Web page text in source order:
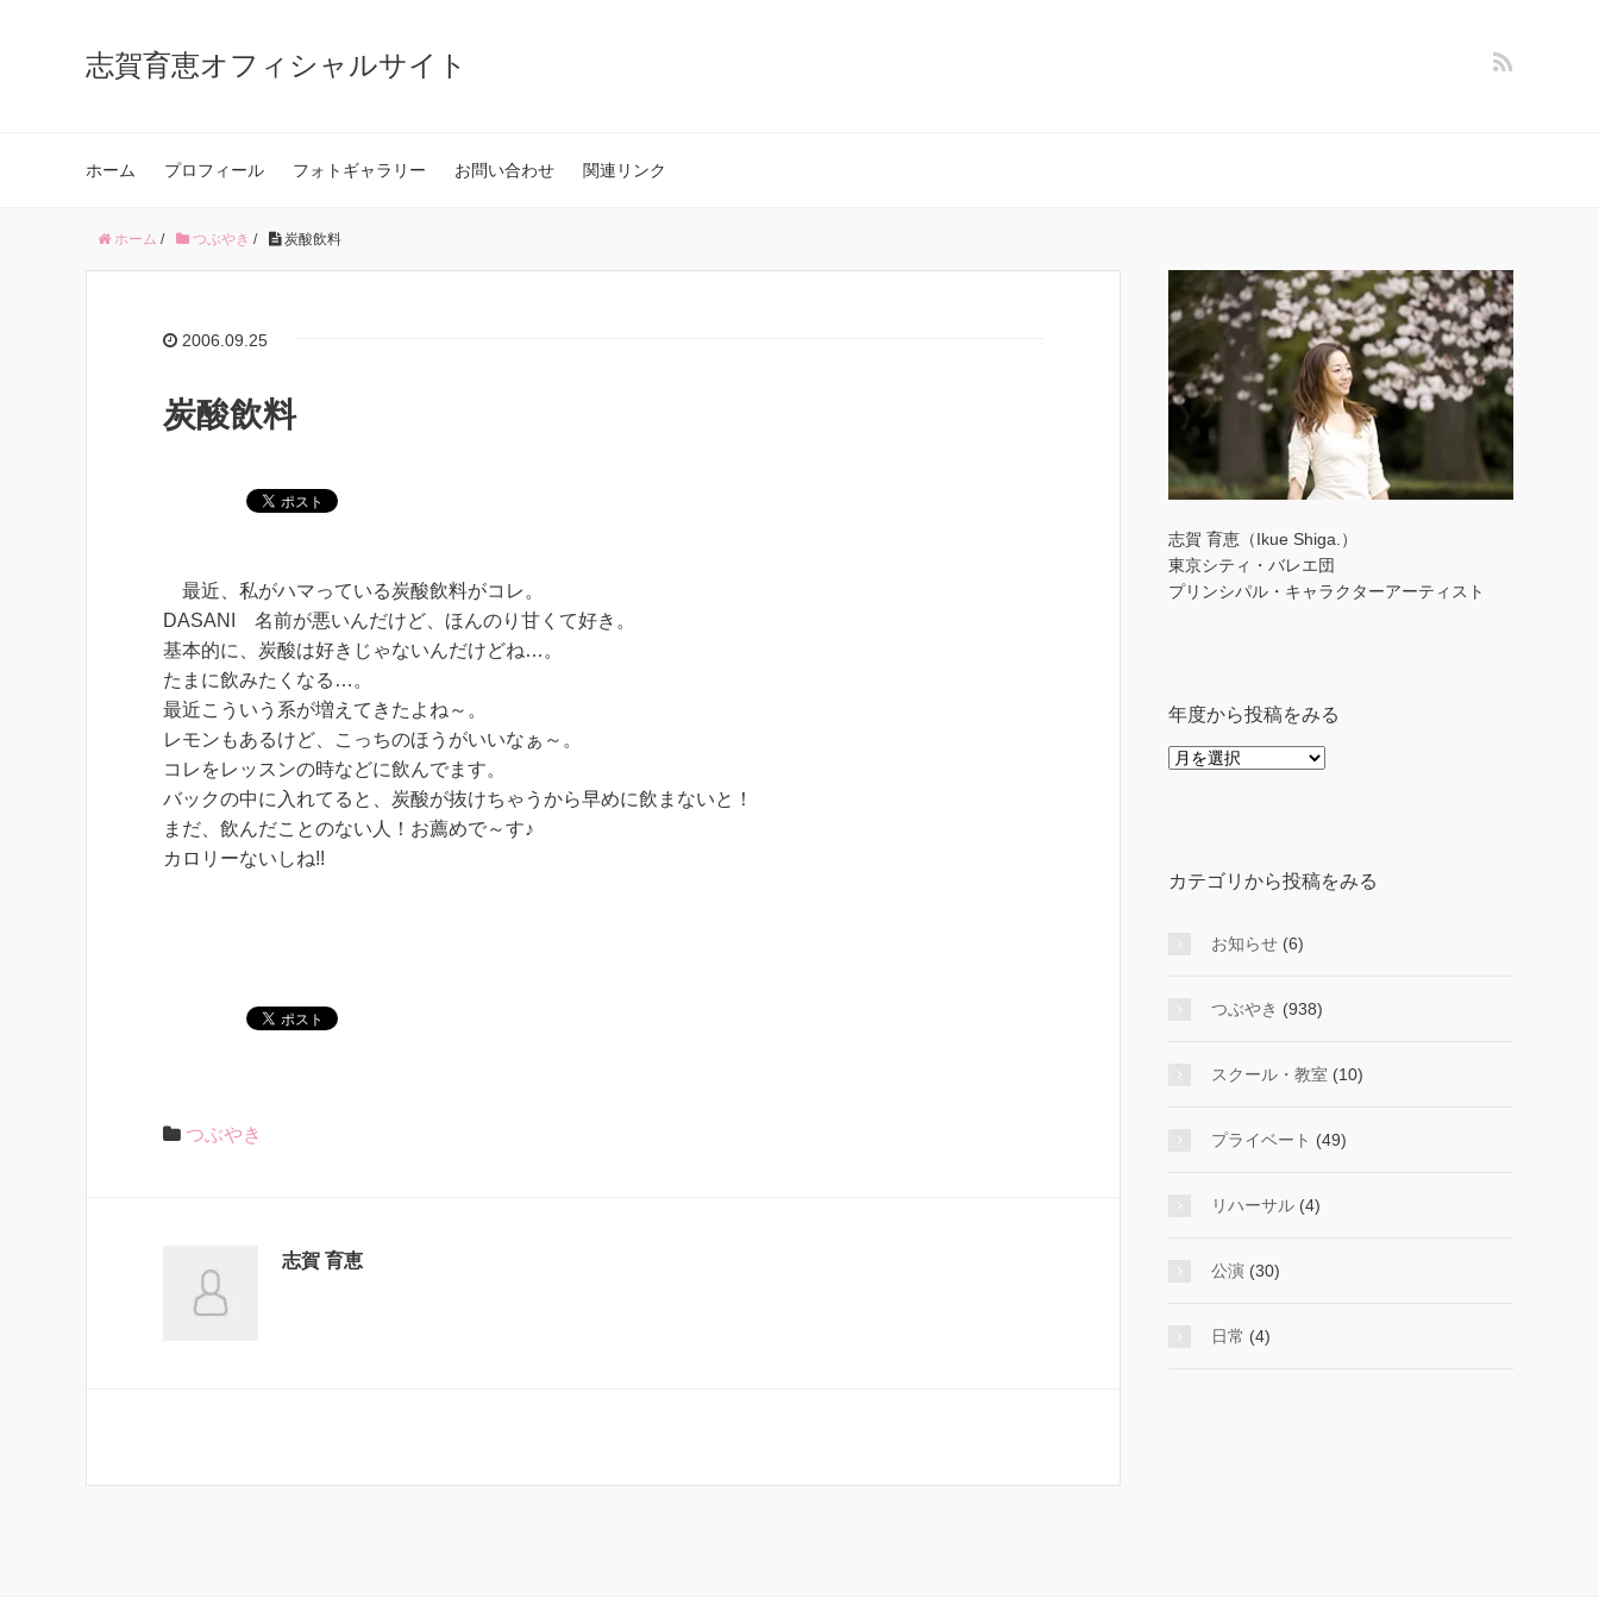
志賀育恵オフィシャルサイト
ホーム プロフィール フォトギャラリー お問い合わせ 関連リンク
ホーム / つぶやき / 炭酸飲料
2006.09.25
炭酸飲料
最近、私がハマっている炭酸飲料がコレ。
DASANI 名前が悪いんだけど、ほんのり甘くて好き。
基本的に、炭酸は好きじゃないんだけどね…。
たまに飲みたくなる…。
最近こういう系が増えてきたよね～。
レモンもあるけど、こっちのほうがいいなぁ～。
コレをレッスンの時などに飲んでます。
バックの中に入れてると、炭酸が抜けちゃうから早めに飲まないと！
まだ、飲んだことのない人！お薦めで～す♪
カロリーないしね!!
つぶやき
志賀 育恵
志賀 育恵（Ikue Shiga.）
東京シティ・バレエ団
プリンシパル・キャラクターアーティスト
年度から投稿をみる
年
稿
み
カテゴリから投稿をみる
お知らせ (6)
つぶやき (938)
スクール・教室 (10)
プライベート (49)
リハーサル (4)
公演 (30)
日常 (4)